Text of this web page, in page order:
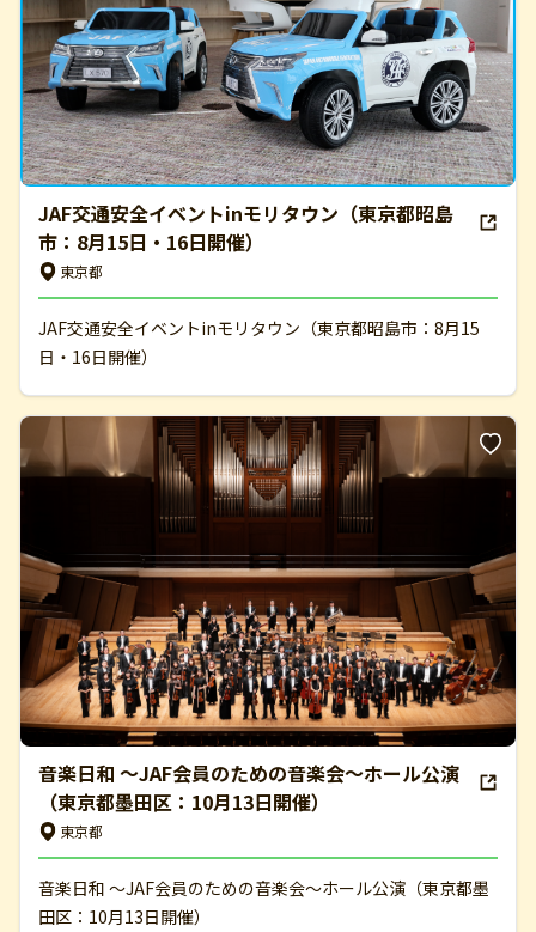
JAF交通安全イベントinモリタウン（東京都昭島
市：8月15日・16日開催）
東京都
JAF交通安全イベントinモリタウン（東京都昭島市：8月15
日・16日開催）
音楽日和 ～JAF会員のための音楽会～ホール公演
（東京都墨田区：10月13日開催）
東京都
音楽日和 ～JAF会員のための音楽会～ホール公演（東京都墨
田区：10月13日開催）